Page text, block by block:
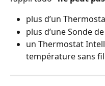
plus d’un
plus d’une Sonde
un Thermostat
température sans fil